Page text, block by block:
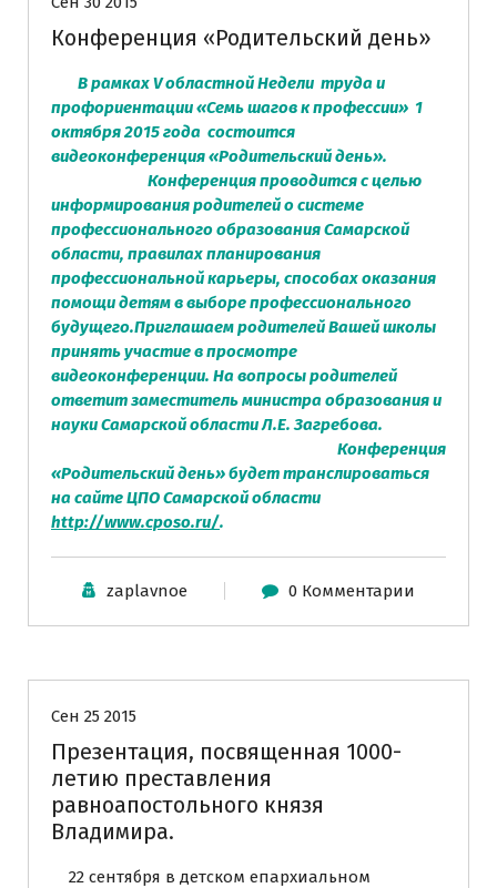
Конференция «Родительский день»
В рамках V областной Недели труда и
профориентации «Семь шагов к профессии» 1
октября 2015 года состоится
видеоконференция «Родительский день».
Конференция проводится с целью
информирования родителей о системе
профессионального образования Самарской
области, правилах планирования
профессиональной карьеры, способах оказания
помощи детям в выборе профессионального
будущего.Приглашаем родителей Вашей школы
принять участие в просмотре
видеоконференции. На вопросы родителей
ответит заместитель министра образования и
науки Самарской области Л.Е. Загребова.
Конференция
«Родительский день» будет транслироваться
на сайте ЦПО Самарской области
http://www.cposo.ru/.
zaplavnoe 0 Комментарии
Сен 25 2015
Презентация, посвященная 1000-
летию преставления
равноапостольного князя
Владимира.
22 сентября в детском епархиальном